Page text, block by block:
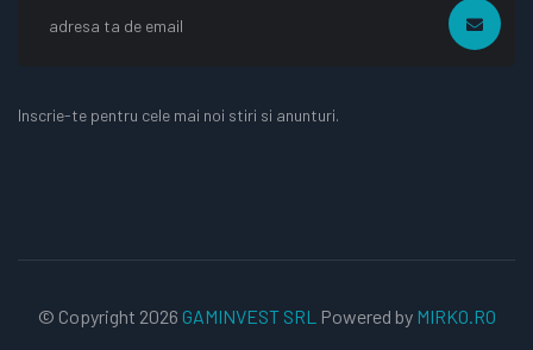
Inscrie-te pentru cele mai noi stiri si anunturi.
© Copyright 2026 GAMINVEST SRL Powered by MIRKO.RO